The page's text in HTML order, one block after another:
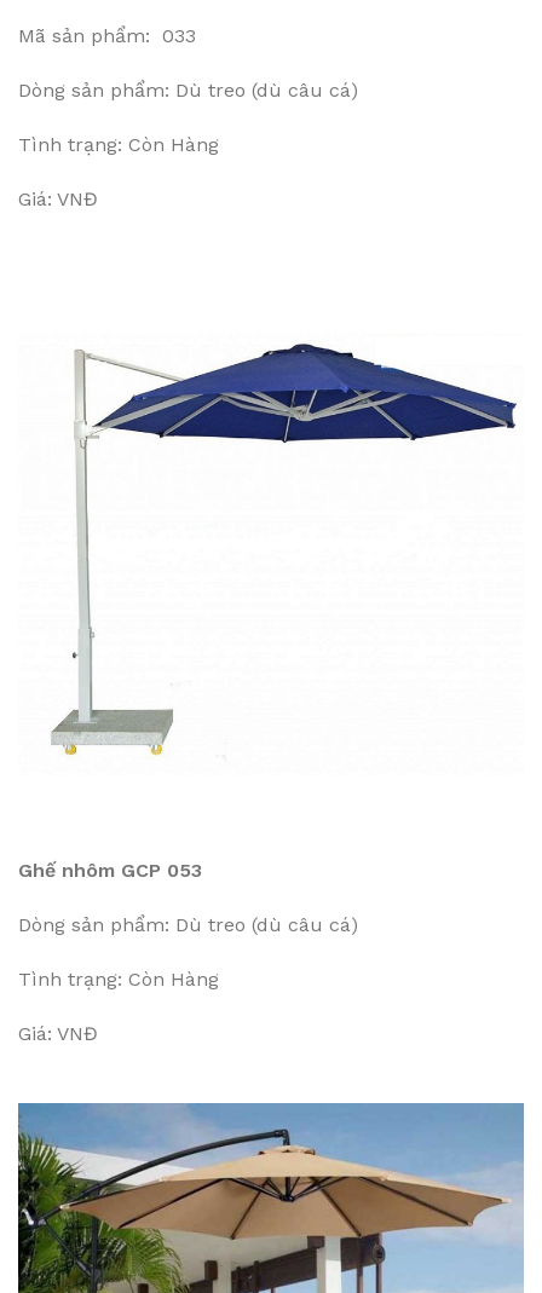
Mã sản phẩm: 033
Dòng sản phẩm: Dù treo (dù câu cá)
Tình trạng: Còn Hàng
Giá: VNĐ
Ghế nhôm GCP 053
Dòng sản phẩm: Dù treo (dù câu cá)
Tình trạng: Còn Hàng
Giá: VNĐ